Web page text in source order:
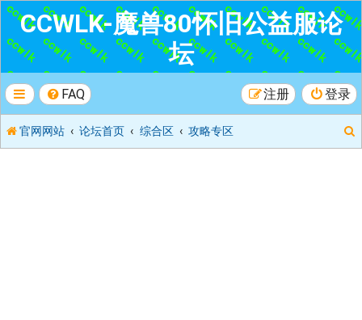
CCWLK-魔兽80怀旧公益服论
坛
FAQ 登录
注册
官网网站 论坛首页 综合区 攻略专区